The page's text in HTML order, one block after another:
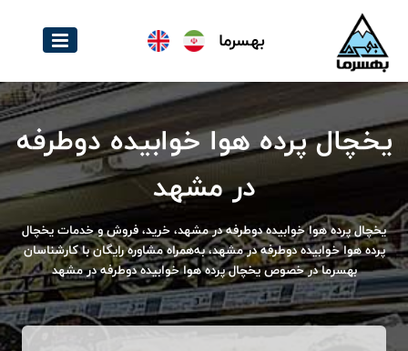
بهسرما
یخچال پرده هوا خوابیده دوطرفه
در مشهد
یخچال پرده هوا خوابیده دوطرفه در مشهد، خرید، فروش و خدمات یخچال
پرده هوا خوابیده دوطرفه در مشهد، به‌همراه مشاوره رایگان با کارشناسان
بهسرما در خصوص یخچال پرده هوا خوابیده دوطرفه در مشهد